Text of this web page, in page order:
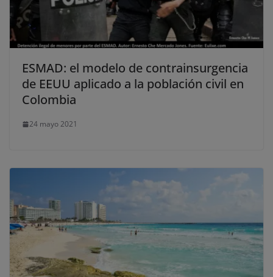
ESMAD: el modelo de contrainsurgencia
de EEUU aplicado a la población civil en
Colombia
24 mayo 2021